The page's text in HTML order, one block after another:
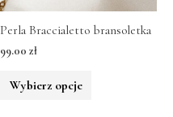
Perla Braccialetto bransoletka
99.00 zł
Wybierz opcje